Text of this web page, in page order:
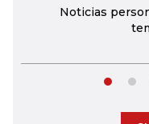
Noticias